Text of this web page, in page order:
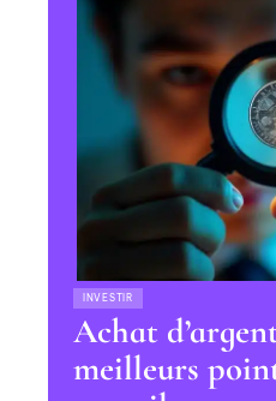
INVESTIR
Achat
meilleurs